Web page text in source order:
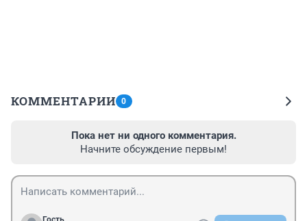
КОММЕНТАРИИ 0
Пока нет ни одного комментария.
Начните обсуждение первым!